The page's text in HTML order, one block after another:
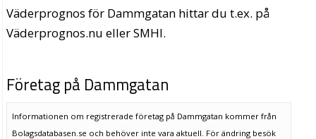
Väderprognos för Dammgatan hittar du t.ex. på
Väderprognos.nu eller SMHI.
Företag på Dammgatan
Informationen om registrerade företag på Dammgatan kommer från
Bolagsdatabasen.se och behöver inte vara aktuell. För ändring besök